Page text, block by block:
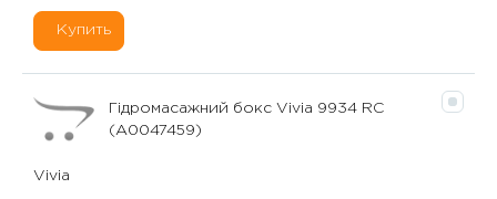
Купить
Гідромасажний бокс Vivia 9934 RC
(А0047459)
Vivia